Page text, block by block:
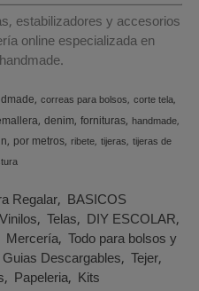
estabilizadores y accesorios
online especializada en
correas para bolsos corte tela
denim fornituras handmade
por metros ribete tijeras tijeras de
Regalar BASICOS
Telas DIY ESCOLAR
Mercería Todo para bolsos y
Descargables Tejer
Papeleria Kits